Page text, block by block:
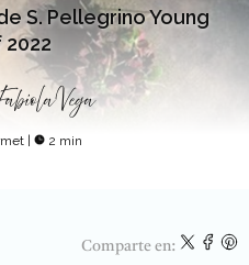
S. Pellegrino Young
2022
Vega
2 min
Comparte en: